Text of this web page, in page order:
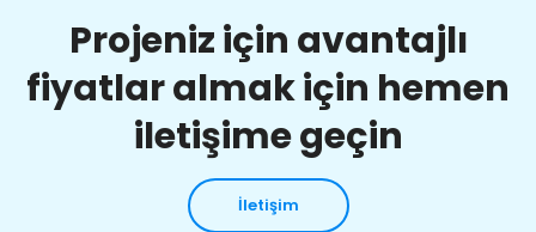
Projeniz için avantajlı
fiyatlar almak için hemen
iletişime geçin
İletişim